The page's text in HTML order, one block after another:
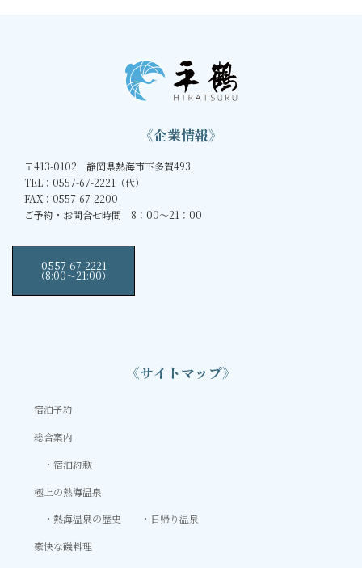
《企業情報》
〒413-0102 静岡県熱海市下多賀493
TEL：0557-67-2221（代）
FAX：0557-67-2200
ご予約・お問合せ時間 8：00～21：00
0557-67-2221
（8:00〜21:00）
《サイトマップ》
宿泊予約
総合案内
宿泊約款
極上の熱海温泉
熱海温泉の歴史
日帰り温泉
豪快な磯料理